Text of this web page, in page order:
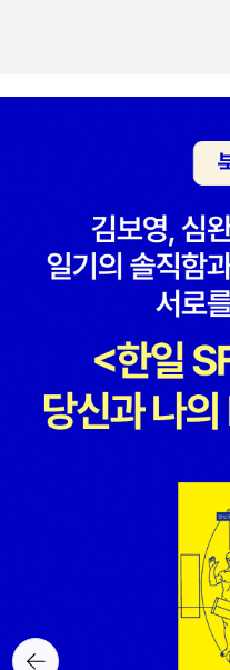
니에게 바치는 글기적 같은 한
꿔 놓은 결정적인 한순간반지
로웰 톨킨 지음, 김번.김보원.
는사람 / 2010년 7월나중에
을 함께하고 싶다. 대한민국
해보니 엄청난 다작을 ...!이젠
쉬운 교양수학 전도사로 소문
된 배경, 그리고 그 고사성어
알려준다는 점이 특징이다.고
니까. 어렵기도 하고수학이랑
그 어느 때보다 더 빠르게 발
는 오직 하나다. 기업의 경영
로 수용하고, 이를 비즈니스에
객 커뮤니티에 참여하는 방법
위한 매뉴얼서’다.<게놈>, <
리들리 최신작. 진화심리, 생
문사회 전 분야를 두루 섭렵한
동원한 문명비평서인 <이성적
터 앞으로 2100년까지 인류문
뒤로가
기